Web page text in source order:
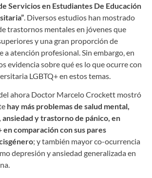
Servicios en Estudiantes De Educación
. Diversos estudios han mostrado
trastornos mentales en jóvenes que
y una gran proporción de
a atención profesional. Sin embargo, en
evidencia sobre qué es lo que ocurre con
LGBTQ+ en estos temas.
ahora Doctor Marcelo Crockett mostró
hay más problemas de salud mental,
y trastorno de pánico, en
en comparación con sus pares
; y también mayor co-ocurrencia
depresión y ansiedad generalizada en